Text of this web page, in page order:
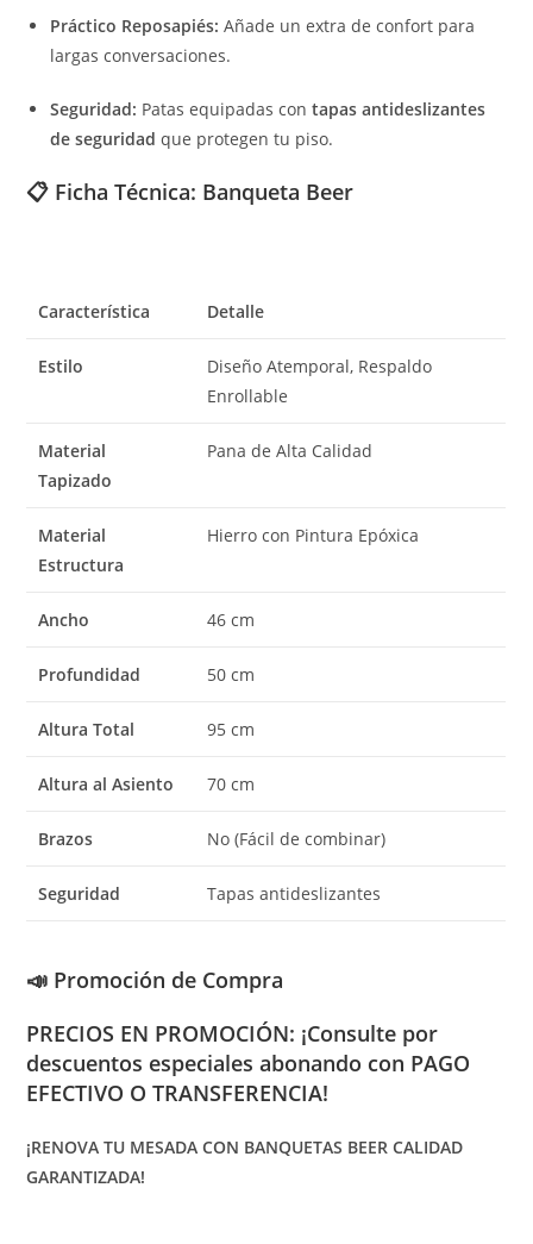
Práctico Reposapiés: Añade un extra de confort para
largas conversaciones.
Seguridad: Patas equipadas contapas antideslizantes
de seguridad que protegen tu piso.
📋 Ficha Técnica: Banqueta Beer
Característica Detalle
Estilo
Diseño Atemporal, Respaldo
Enrollable
Material
Tapizado
Pana de Alta Calidad
Material
Estructura
Hierro con Pintura Epóxica
Ancho 46 cm
Profundidad 50 cm
Altura Total 95 cm
Altura al Asiento 70 cm
Brazos No (Fácil de combinar)
Seguridad Tapas antideslizantes
📣 Promoción de Compra
PRECIOS EN PROMOCIÓN: ¡Consulte por
descuentos especiales abonando con PAGO
EFECTIVO O TRANSFERENCIA!
¡RENOVA TU MESADA CON BANQUETAS BEER CALIDAD
GARANTIZADA!